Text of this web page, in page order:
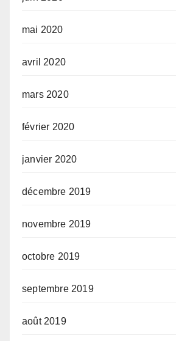
mai 2020
avril 2020
mars 2020
février 2020
janvier 2020
décembre 2019
novembre 2019
octobre 2019
septembre 2019
août 2019